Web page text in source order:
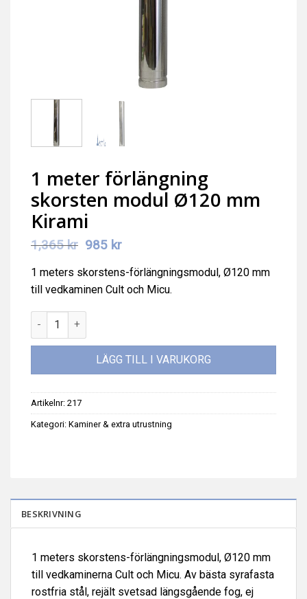
1 meter förlängning
skorsten modul Ø120 mm
Kirami
1,365kr Det
ursprungliga
priset
var:
1,365 kr.
985 krDet
priset
är:
985 kr.
1 meters skorstens-förlängningsmodul, Ø120 mm
till vedkaminen Cult och Micu.
1 meter förlängning skorsten modul Ø120 mm Kirami mängd
LÄGG TILL I VARUKORG
Artikelnr: 217
Kategori: Kaminer & extra utrustning
BESKRIVNING
1 meters skorstens-förlängningsmodul, Ø120 mm
till vedkaminerna Cult och Micu. Av bästa syrafasta
rostfria stål, rejält svetsad längsgående fog, ej